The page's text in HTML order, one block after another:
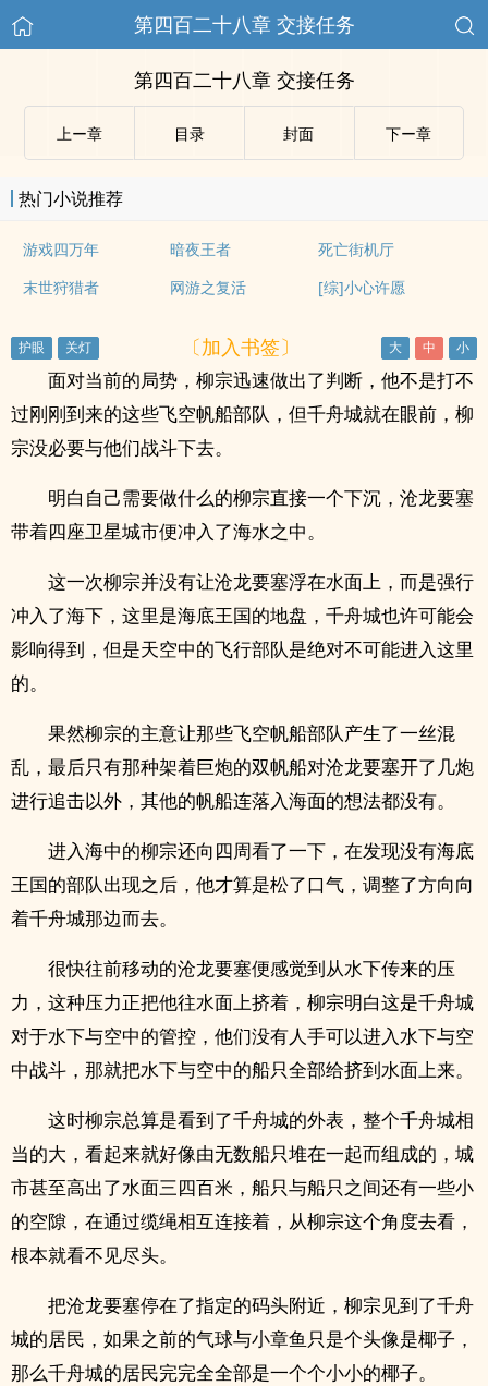
第四百二十八章 交接任务
第四百二十八章 交接任务
上ー章 目录 封面 下ー章
热门小说推荐
游戏四万年 暗夜王者
死亡街机厅
末世狩猎者
网游之复活 [综]小心许愿
〔加入书签〕
面对当前的局势，柳宗迅速做出了判断，他不是打不
过刚刚到来的这些飞空帆船部队，但千舟城就在眼前，柳
宗没必要与他们战斗下去。
明白自己需要做什么的柳宗直接一个下沉，沧龙要塞
带着四座卫星城市便冲入了海水之中。
这一次柳宗并没有让沧龙要塞浮在水面上，而是强行
冲入了海下，这里是海底王国的地盘，千舟城也许可能会
影响得到，但是天空中的飞行部队是绝对不可能进入这里
的。
果然柳宗的主意让那些飞空帆船部队产生了一丝混
乱，最后只有那种架着巨炮的双帆船对沧龙要塞开了几炮
进行追击以外，其他的帆船连落入海面的想法都没有。
进入海中的柳宗还向四周看了一下，在发现没有海底
王国的部队出现之后，他才算是松了口气，调整了方向向
着千舟城那边而去。
很快往前移动的沧龙要塞便感觉到从水下传来的压
力，这种压力正把他往水面上挤着，柳宗明白这是千舟城
对于水下与空中的管控，他们没有人手可以进入水下与空
中战斗，那就把水下与空中的船只全部给挤到水面上来。
这时柳宗总算是看到了千舟城的外表，整个千舟城相
当的大，看起来就好像由无数船只堆在一起而组成的，城
市甚至高出了水面三四百米，船只与船只之间还有一些小
的空隙，在通过缆绳相互连接着，从柳宗这个角度去看，
根本就看不见尽头。
把沧龙要塞停在了指定的码头附近，柳宗见到了千舟
城的居民，如果之前的气球与小章鱼只是个头像是椰子，
那么千舟城的居民完完全全部是一个个小小的椰子。